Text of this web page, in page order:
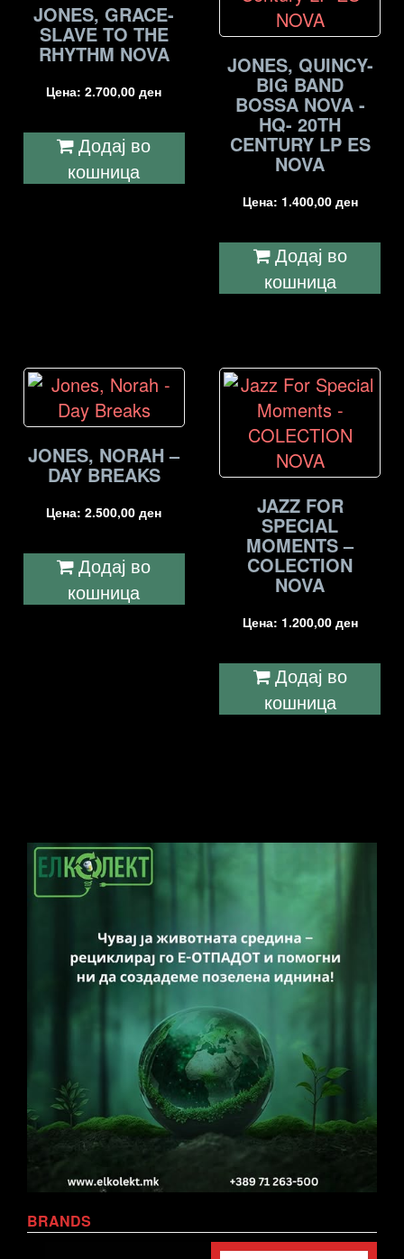
JONES, GRACE-
SLAVE TO THE
RHYTHM NOVA
Цена:2.700,00ден
Додај во
кошница
JONES, QUINCY-
BIG BAND
BOSSA NOVA -
HQ- 20TH
CENTURY LP ES
NOVA
Цена: 1.400,00 ден
Додај во
кошница
JONES, NORAH –
DAY BREAKS
Цена:2.500,00ден
Додај во
кошница
JAZZ FOR
SPECIAL
MOMENTS –
COLECTION
NOVA
Цена: 1.200,00 ден
Додај во
кошница
BRANDS